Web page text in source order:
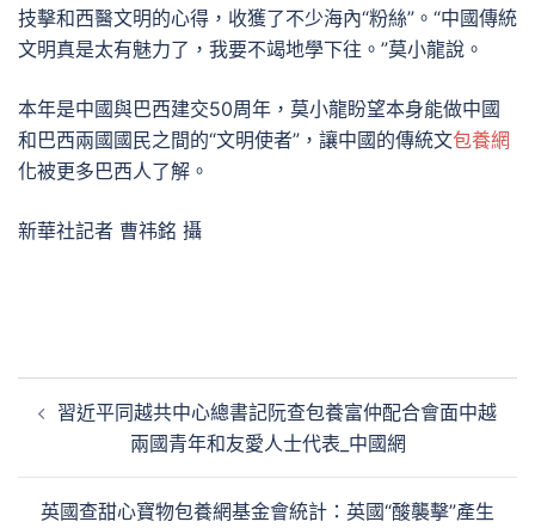
技擊和西醫文明的心得，收獲了不少海內“粉絲”。“中國傳統
文明真是太有魅力了，我要不竭地學下往。”莫小龍說。
本年是中國與巴西建交50周年，莫小龍盼望本身能做中國
和巴西兩國國民之間的“文明使者”，讓中國的傳統文包養網
化被更多巴西人了解。
新華社記者 曹祎銘 攝
章 習近平同越共中心總書記阮查包養富仲配合會面中越
兩國青年和友愛人士代表_中國網
英國查甜心寶物包養網基金會統計：英國“酸襲擊”產生